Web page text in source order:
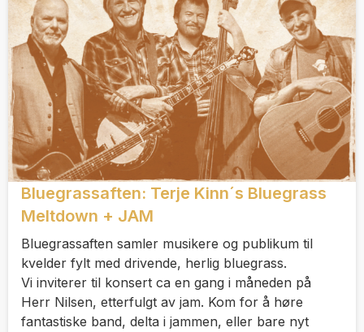
Bluegrassaften: Terje Kinn´s Bluegrass
Meltdown + JAM
Bluegrassaften samler musikere og publikum til
kvelder fylt med drivende, herlig bluegrass.
Vi inviterer til konsert ca en gang i måneden på
Herr Nilsen, etterfulgt av jam. Kom for å høre
fantastiske band, delta i jammen, eller bare nyt